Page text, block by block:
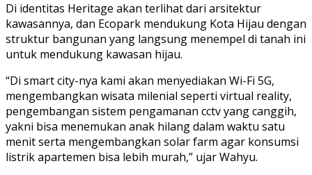
Di identitas Heritage akan terlihat dari arsitektur
kawasannya, dan Ecopark mendukung Kota Hijau dengan
struktur bangunan yang langsung menempel di tanah ini
untuk mendukung kawasan hijau.
“Di smart city-nya kami akan menyediakan Wi-Fi 5G,
mengembangkan wisata milenial seperti virtual reality,
pengembangan sistem pengamanan cctv yang canggih,
yakni bisa menemukan anak hilang dalam waktu satu
menit serta mengembangkan solar farm agar konsumsi
listrik apartemen bisa lebih murah,” ujar Wahyu.